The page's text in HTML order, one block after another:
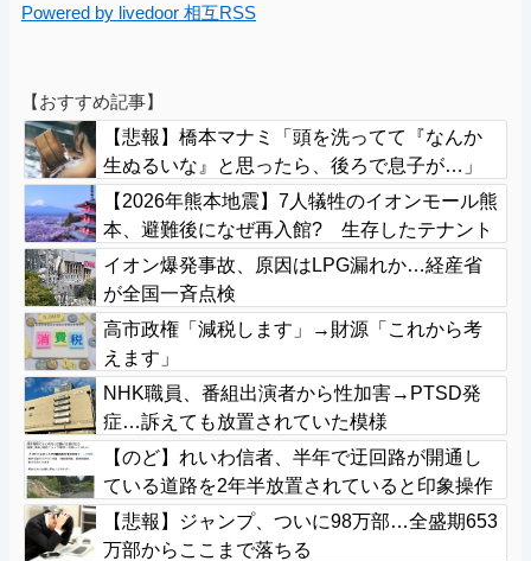
Powered by livedoor 相互RSS
【おすすめ記事】
【悲報】橋本マナミ「頭を洗ってて『なんか
生ぬるいな』と思ったら、後ろで息子が…」
【2026年熊本地震】7人犠牲のイオンモール熊
本、避難後になぜ再入館? 生存したテナント
従業員ら証言、浮かび上がる実態
イオン爆発事故、原因はLPG漏れか…経産省
が全国一斉点検
高市政権「減税します」→財源「これから考
えます」
NHK職員、番組出演者から性加害→PTSD発
症…訴えても放置されていた模様
【のど】れいわ信者、半年で迂回路が開通し
ている道路を2年半放置されていると印象操作
してしまう
【悲報】ジャンプ、ついに98万部…全盛期653
万部からここまで落ちる